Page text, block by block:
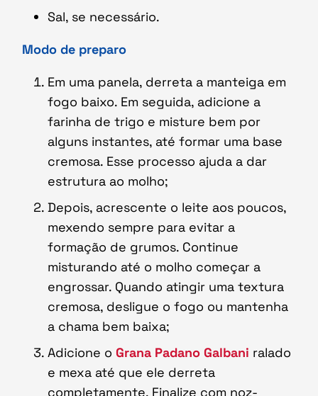
Sal, se necessário.
Modo de preparo
Em uma panela, derreta a manteiga em
fogo baixo. Em seguida, adicione a
farinha de trigo e misture bem por
alguns instantes, até formar uma base
cremosa. Esse processo ajuda a dar
estrutura ao molho;
Depois, acrescente o leite aos poucos,
mexendo sempre para evitar a
formação de grumos. Continue
misturando até o molho começar a
engrossar. Quando atingir uma textura
cremosa, desligue o fogo ou mantenha
a chama bem baixa;
Adicione o Grana Padano Galbani ralado
e mexa até que ele derreta
completamente. Finalize com noz-